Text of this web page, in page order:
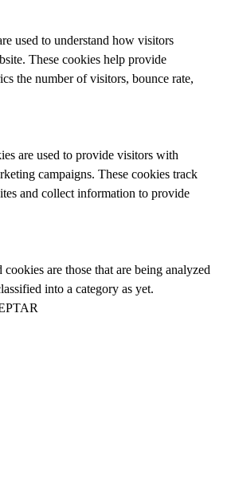
used to understand how visitors
These cookies help provide
the number of visitors, bounce rate,
are used to provide visitors with
campaigns. These cookies track
and collect information to provide
are those that are being analyzed
into a category as yet.